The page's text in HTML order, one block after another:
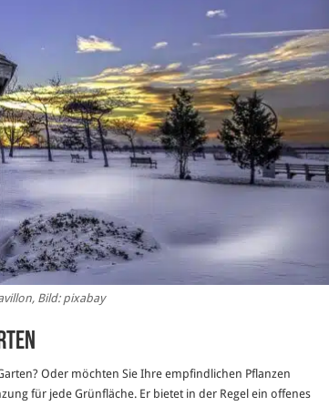
Bild: pixabay
Oder möchten Sie Ihre empfindlichen Pflanzen
für jede Grünfläche. Er bietet in der Regel ein offenes